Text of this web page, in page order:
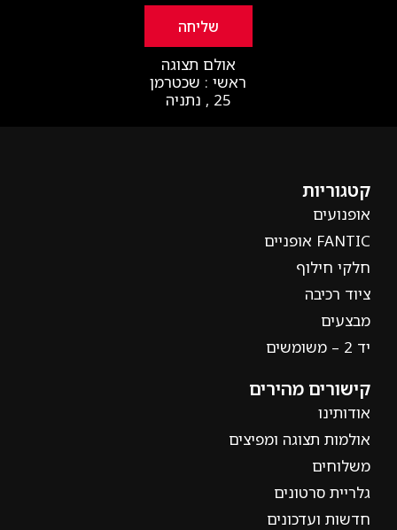
שליחה
אולם תצוגה
ראשי : שכטרמן
25 , נתניה
קטגוריות
אופנועים
FANTIC אופניים
חלקי חילוף
ציוד רכיבה
מבצעים
יד 2 – משומשים
קישורים מהירים
אודותינו
אולמות תצוגה ומפיצים
משלוחים
גלריית סרטונים
חדשות ועדכונים